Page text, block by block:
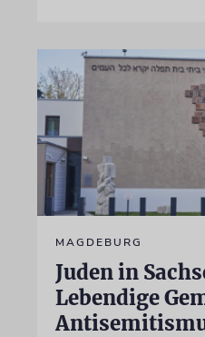
MAGDEBURG
Juden in
Lebendige